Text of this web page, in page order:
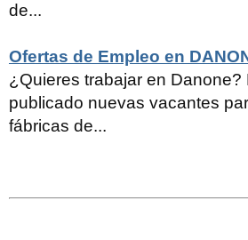
de...
Ofertas de Empleo en
¿Quieres trabajar en Danone?
publicado nuevas vacantes
fábricas de...